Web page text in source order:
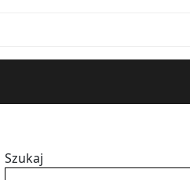
Szukaj